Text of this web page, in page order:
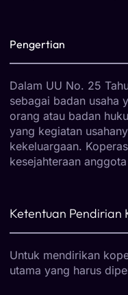
Pengertian
Dalam UU No. 25
sebagai badan usaha
orang atau badan
yang kegiatan
kekeluargaan.
kesejahteraan
Ketentuan Pendirian
Untuk mendirikan
utama yang harus